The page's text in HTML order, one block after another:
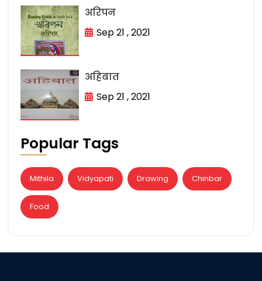
अरिपन
Sep 21 , 2021
अहिबात
Sep 21 , 2021
Popular Tags
Mithila Vidyapati Drawing Chinbar
Food